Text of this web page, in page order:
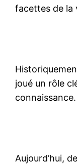
facettes de la
joué un rôle
connaissance.
Aujourd’hui,